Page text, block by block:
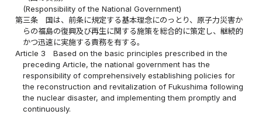
(Responsibility of the National Government)
第三条
国は、前条に規定する基本理念にのっとり、原子力災害か
らの福島の復興及び再生に関する施策を総合的に策定し、継続的
かつ迅速に実施する責務を有する。
Article 3
Based on the basic principles prescribed in the
preceding Article, the national government has the
responsibility of comprehensively establishing policies for
the reconstruction and revitalization of Fukushima following
the nuclear disaster, and implementing them promptly and
continuously.